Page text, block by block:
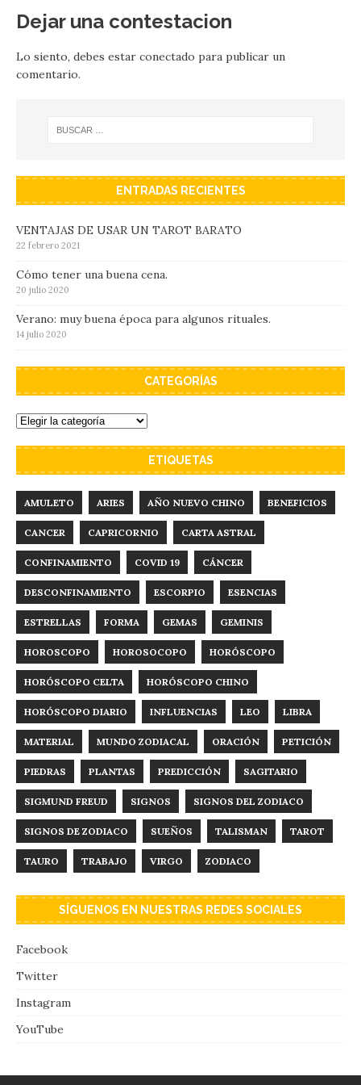
Dejar una contestacion
Lo siento, debes estar conectado para publicar un
comentario.
ENTRADAS RECIENTES
VENTAJAS DE USAR UN TAROT BARATO
22 febrero 2021
Cómo tener una buena cena.
20 julio 2020
Verano: muy buena época para algunos rituales.
14 julio 2020
CATEGORÍAS
ETIQUETAS
AMULETO ARIES AÑO NUEVO CHINO BENEFICIOS
CANCER CAPRICORNIO CARTA ASTRAL
CONFINAMIENTO COVID 19 CÁNCER
DESCONFINAMIENTO ESCORPIO ESENCIAS
ESTRELLAS FORMA GEMAS GEMINIS
HOROSCOPO HOROSOCOPO HORÓSCOPO
HORÓSCOPO CELTA HORÓSCOPO CHINO
HORÓSCOPO DIARIO INFLUENCIAS LEO LIBRA
MATERIAL MUNDO ZODIACAL ORACIÓN PETICIÓN
PIEDRAS PLANTAS PREDICCIÓN SAGITARIO
SIGMUND FREUD SIGNOS SIGNOS DEL ZODIACO
SIGNOS DE ZODIACO SUEÑOS TALISMAN TAROT
TAURO TRABAJO VIRGO ZODIACO
SÍGUENOS EN NUESTRAS REDES SOCIALES
Facebook
Twitter
Instagram
YouTube